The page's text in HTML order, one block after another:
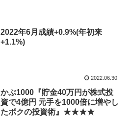
2022年6月成績+0.9%(年初来
+1.1%)
2022.06.30
かぶ1000『貯金40万円が株式投
資で4億円 元手を1000倍に増やし
たボクの投資術』★★★★